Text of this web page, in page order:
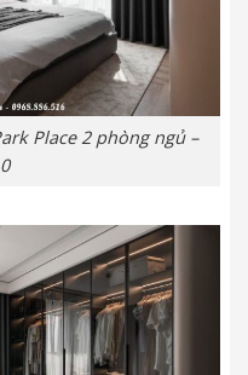
Place 2 phòng ngủ –